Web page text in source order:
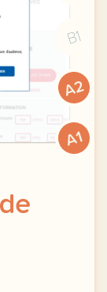
B1
A2
A1